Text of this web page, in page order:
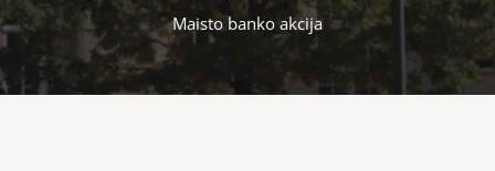
Maisto banko akcija